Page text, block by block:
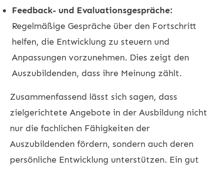
Feedback- und Evaluationsgespräche:
Regelmäßige Gespräche über den Fortschritt
helfen, die Entwicklung zu steuern und
Anpassungen vorzunehmen. Dies zeigt den
Auszubildenden, dass ihre Meinung zählt.
Zusammenfassend lässt sich sagen, dass
zielgerichtete Angebote in der Ausbildung nicht
nur die fachlichen Fähigkeiten der
Auszubildenden fördern, sondern auch deren
persönliche Entwicklung unterstützen. Ein gut